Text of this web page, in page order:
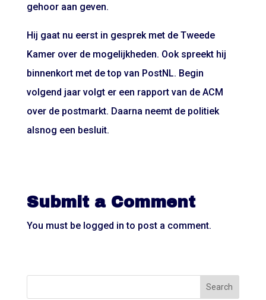
gehoor aan geven.
Hij gaat nu eerst in gesprek met de Tweede
Kamer over de mogelijkheden. Ook spreekt hij
binnenkort met de top van PostNL. Begin
volgend jaar volgt er een rapport van de ACM
over de postmarkt. Daarna neemt de politiek
alsnog een besluit.
Submit a Comment
You must be logged in to post a comment.